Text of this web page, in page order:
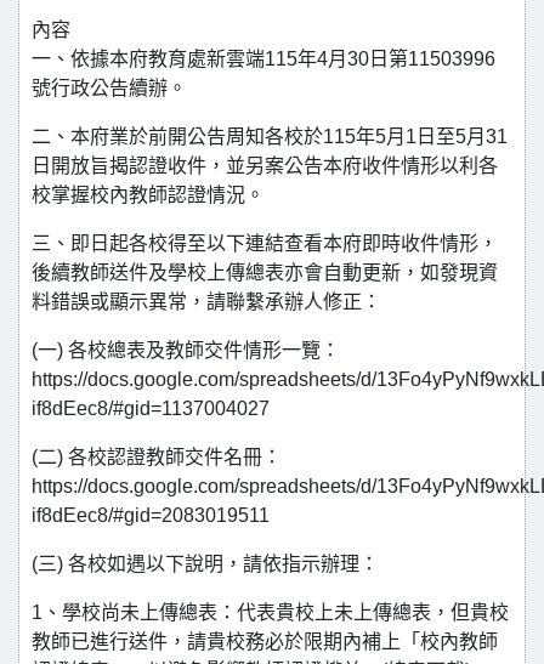
內容
一、依據本府教育處新雲端115年4月30日第11503996
號行政公告續辦。
二、本府業於前開公告周知各校於115年5月1日至5月31
日開放旨揭認證收件，並另案公告本府收件情形以利各
校掌握校內教師認證情況。
三、即日起各校得至以下連結查看本府即時收件情形，
後續教師送件及學校上傳總表亦會自動更新，如發現資
料錯誤或顯示異常，請聯繫承辦人修正：
(一) 各校總表及教師交件情形一覽：
https://docs.google.com/spreadsheets/d/
if8dEec8/#gid=1137004027
(二) 各校認證教師交件名冊：
https://docs.google.com/spreadsheets/d/
if8dEec8/#gid=2083019511
(三) 各校如遇以下說明，請依指示辦理：
1、學校尚未上傳總表：代表貴校上未上傳總表，但貴校
教師已進行送件，請貴校務必於限期內補上「校內教師